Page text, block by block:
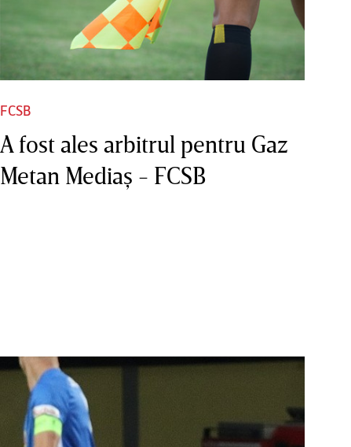
FCSB
A fost ales arbitrul pentru Gaz
Metan Mediaş - FCSB